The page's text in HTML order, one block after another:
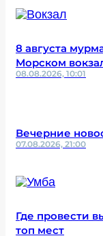
8 августа
Морском
08.08.2026, 10:01
Вечерние
07.08.2026, 21:00
Где провести
топ мест